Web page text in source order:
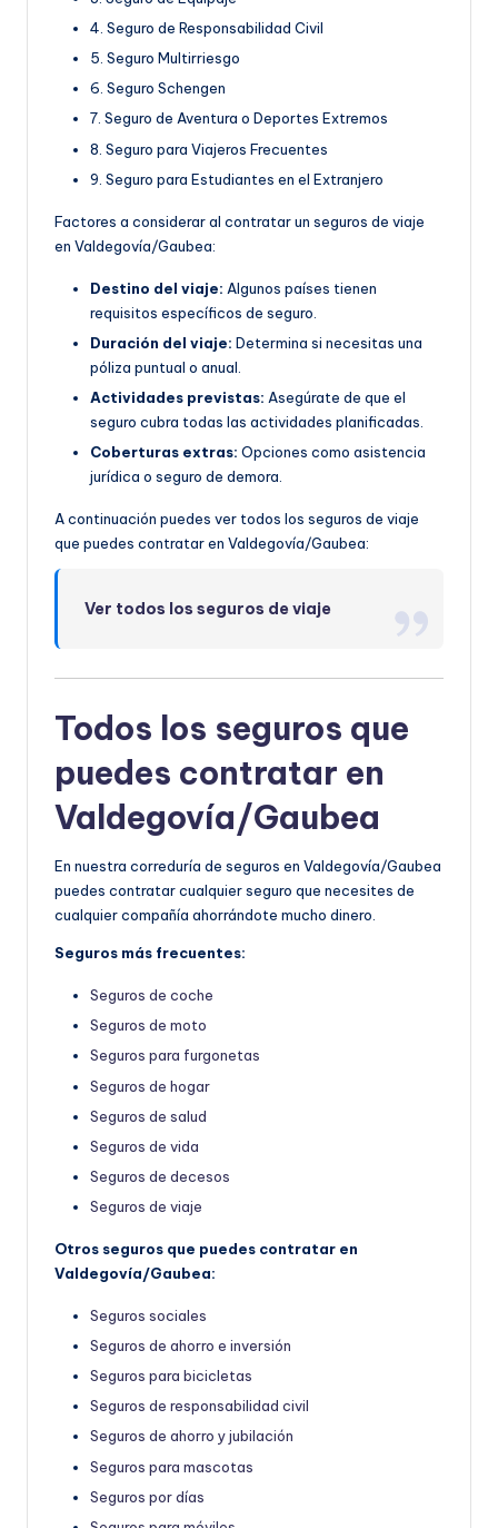
4. Seguro de Responsabilidad Civil
5. Seguro Multirriesgo
6. Seguro Schengen
7. Seguro de Aventura o Deportes Extremos
8. Seguro para Viajeros Frecuentes
9. Seguro para Estudiantes en el Extranjero
Factores a considerar al contratar un seguros de viaje
en Valdegovía/Gaubea:
Destino del viaje: Algunos países tienen
requisitos específicos de seguro.
Duración del viaje: Determina si necesitas una
póliza puntual o anual.
Actividades previstas: Asegúrate de que el
seguro cubra todas las actividades planificadas.
Coberturas extras: Opciones como asistencia
jurídica o seguro de demora.
A continuación puedes ver todos los seguros de viaje
que puedes contratar en Valdegovía/Gaubea:
Ver todos los seguros de viaje
Todos los seguros que
puedes contratar en
Valdegovía/Gaubea
En nuestra correduría de seguros en Valdegovía/Gaubea
puedes contratar cualquier seguro que necesites de
cualquier compañía ahorrándote mucho dinero.
Seguros más frecuentes:
Seguros de coche
Seguros de moto
Seguros para furgonetas
Seguros de hogar
Seguros de salud
Seguros de vida
Seguros de decesos
Seguros de viaje
Otros seguros que puedes contratar en
Valdegovía/Gaubea:
Seguros sociales
Seguros de ahorro e inversión
Seguros para bicicletas
Seguros de responsabilidad civil
Seguros de ahorro y jubilación
Seguros para mascotas
Seguros por días